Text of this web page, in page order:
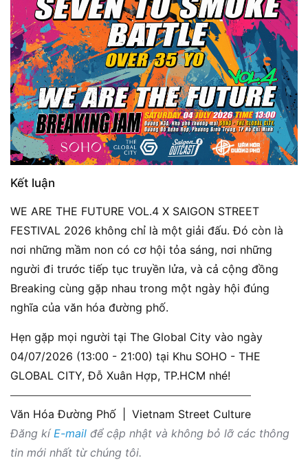
Kết luận
WE ARE THE FUTURE VOL.4 X SAIGON STREET
FESTIVAL 2026 không chỉ là một giải đấu. Đó còn là
nơi những mầm non có cơ hội tỏa sáng, nơi những
người đi trước tiếp tục truyền lửa, và cả cộng đồng
Breaking cùng gặp nhau trong một ngày hội đúng
nghĩa của văn hóa đường phố.
Hẹn gặp mọi người tại The Global City vào ngày
04/07/2026 (13:00 - 21:00) tại Khu SOHO - THE
GLOBAL CITY, Đỗ Xuân Hợp, TP.HCM nhé!
Văn Hóa Đường Phố
Vietnam Street Culture
Đăng kíE-mail để cập nhật và không bỏ lỡ các thông
tin mới nhất từ chúng tôi.